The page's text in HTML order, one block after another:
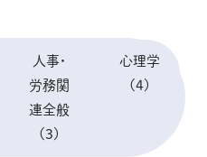
人事・
労務関
連全般
(3)
心理学
(4)